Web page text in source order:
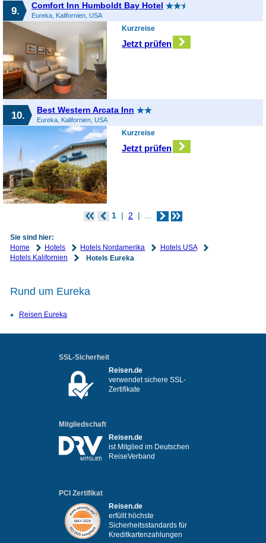
9. Comfort Inn Humboldt Bay Hotel
Eureka, Kalifornien, USA
Kurzreise
Jetzt prüfen
10. Best Western Arcata Inn
Eureka, Kalifornien, USA
Kurzreise
Jetzt prüfen
1 2 ...
Sie sind hier:
Home
Hotels Hotels Nordamerika
Hotels USA
Hotels Kalifornien
Hotels Eureka
Rund um Eureka
Reisen Eureka
SSL-Sicherheit
Reisen.de
verwendet sichere SSL-
Zertifikate
Mitgliedschaft
Reisen.de
ist Mitglied im Deutschen
ReiseVerband
PCI Zertifikat
Reisen.de
erfüllt höchste
Sicherheitsstandards für
Kreditkartenzahlungen